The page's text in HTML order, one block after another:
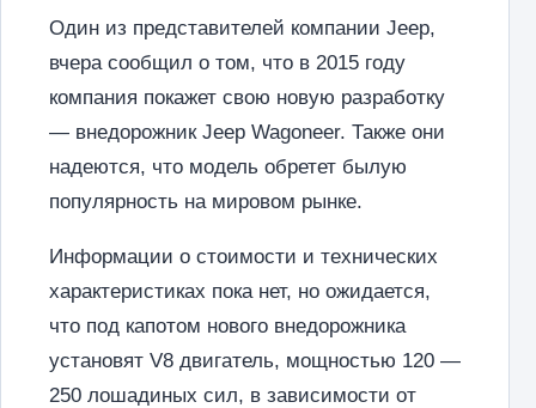
Один из представителей компании Jeep,
вчера сообщил о том, что в 2015 году
компания покажет свою новую разработку
— внедорожник Jeep Wagoneer. Также они
надеются, что модель обретет былую
популярность на мировом рынке.
Информации о стоимости и технических
характеристиках пока нет, но ожидается,
что под капотом нового внедорожника
установят V8 двигатель, мощностью 120 —
250 лошадиных сил, в зависимости от